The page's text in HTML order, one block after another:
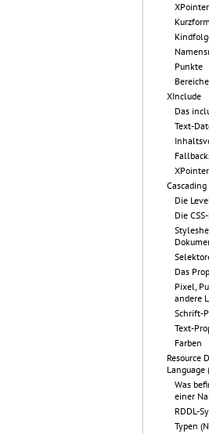
Punkte
Bereiche
XInclude
Das
Text-
Cascading
Die
Die
Das
Pixel,
andere
Schrift-
Text-
Farben
Resource
Language
Was
einer
RDDL-
Typen